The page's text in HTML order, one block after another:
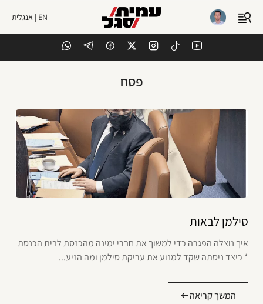
EN | אנגלית
פסח
סילמן לבאות
איך נוצלה הפגרה כדי למשוך את חברי ימינה מהכנסת לבית הכנסת
* כיצד ניסתה שקד למנוע את עריקת סילמן ומה הניע...
המשך קריאה